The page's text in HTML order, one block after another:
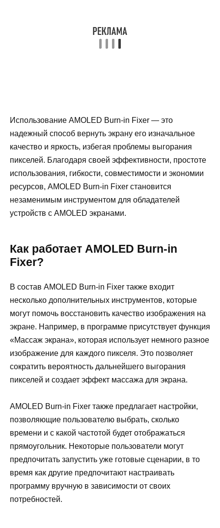
Использование AMOLED Burn-in Fixer — это
надежный способ вернуть экрану его изначальное
качество и яркость, избегая проблемы выгорания
пикселей. Благодаря своей эффективности, простоте
использования, гибкости, совместимости и экономии
ресурсов, AMOLED Burn-in Fixer становится
незаменимым инструментом для обладателей
устройств с AMOLED экранами.
Как работает AMOLED Burn-in
Fixer?
В состав AMOLED Burn-in Fixer также входит
несколько дополнительных инструментов, которые
могут помочь восстановить качество изображения на
экране. Например, в программе присутствует функция
«Массаж экрана», которая использует немного разное
изображение для каждого пикселя. Это позволяет
сократить вероятность дальнейшего выгорания
пикселей и создает эффект массажа для экрана.
AMOLED Burn-in Fixer также предлагает настройки,
позволяющие пользователю выбрать, сколько
времени и с какой частотой будет отображаться
прямоугольник. Некоторые пользователи могут
предпочитать запустить уже готовые сценарии, в то
время как другие предпочитают настраивать
программу вручную в зависимости от своих
потребностей.